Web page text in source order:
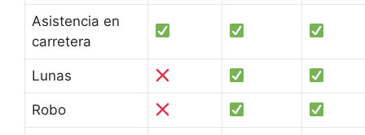
Asistencia en
carretera
Lunas
Robo